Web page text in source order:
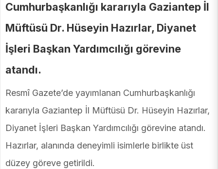
Cumhurbaşkanlığı kararıyla Gaziantep İl
Müftüsü Dr. Hüseyin Hazırlar, Diyanet
İşleri Başkan Yardımcılığı görevine
atandı.
Resmî Gazete’de yayımlanan Cumhurbaşkanlığı
kararıyla Gaziantep İl Müftüsü Dr. Hüseyin Hazırlar,
Diyanet İşleri Başkan Yardımcılığı görevine atandı.
Hazırlar, alanında deneyimli isimlerle birlikte üst
düzey göreve getirildi.